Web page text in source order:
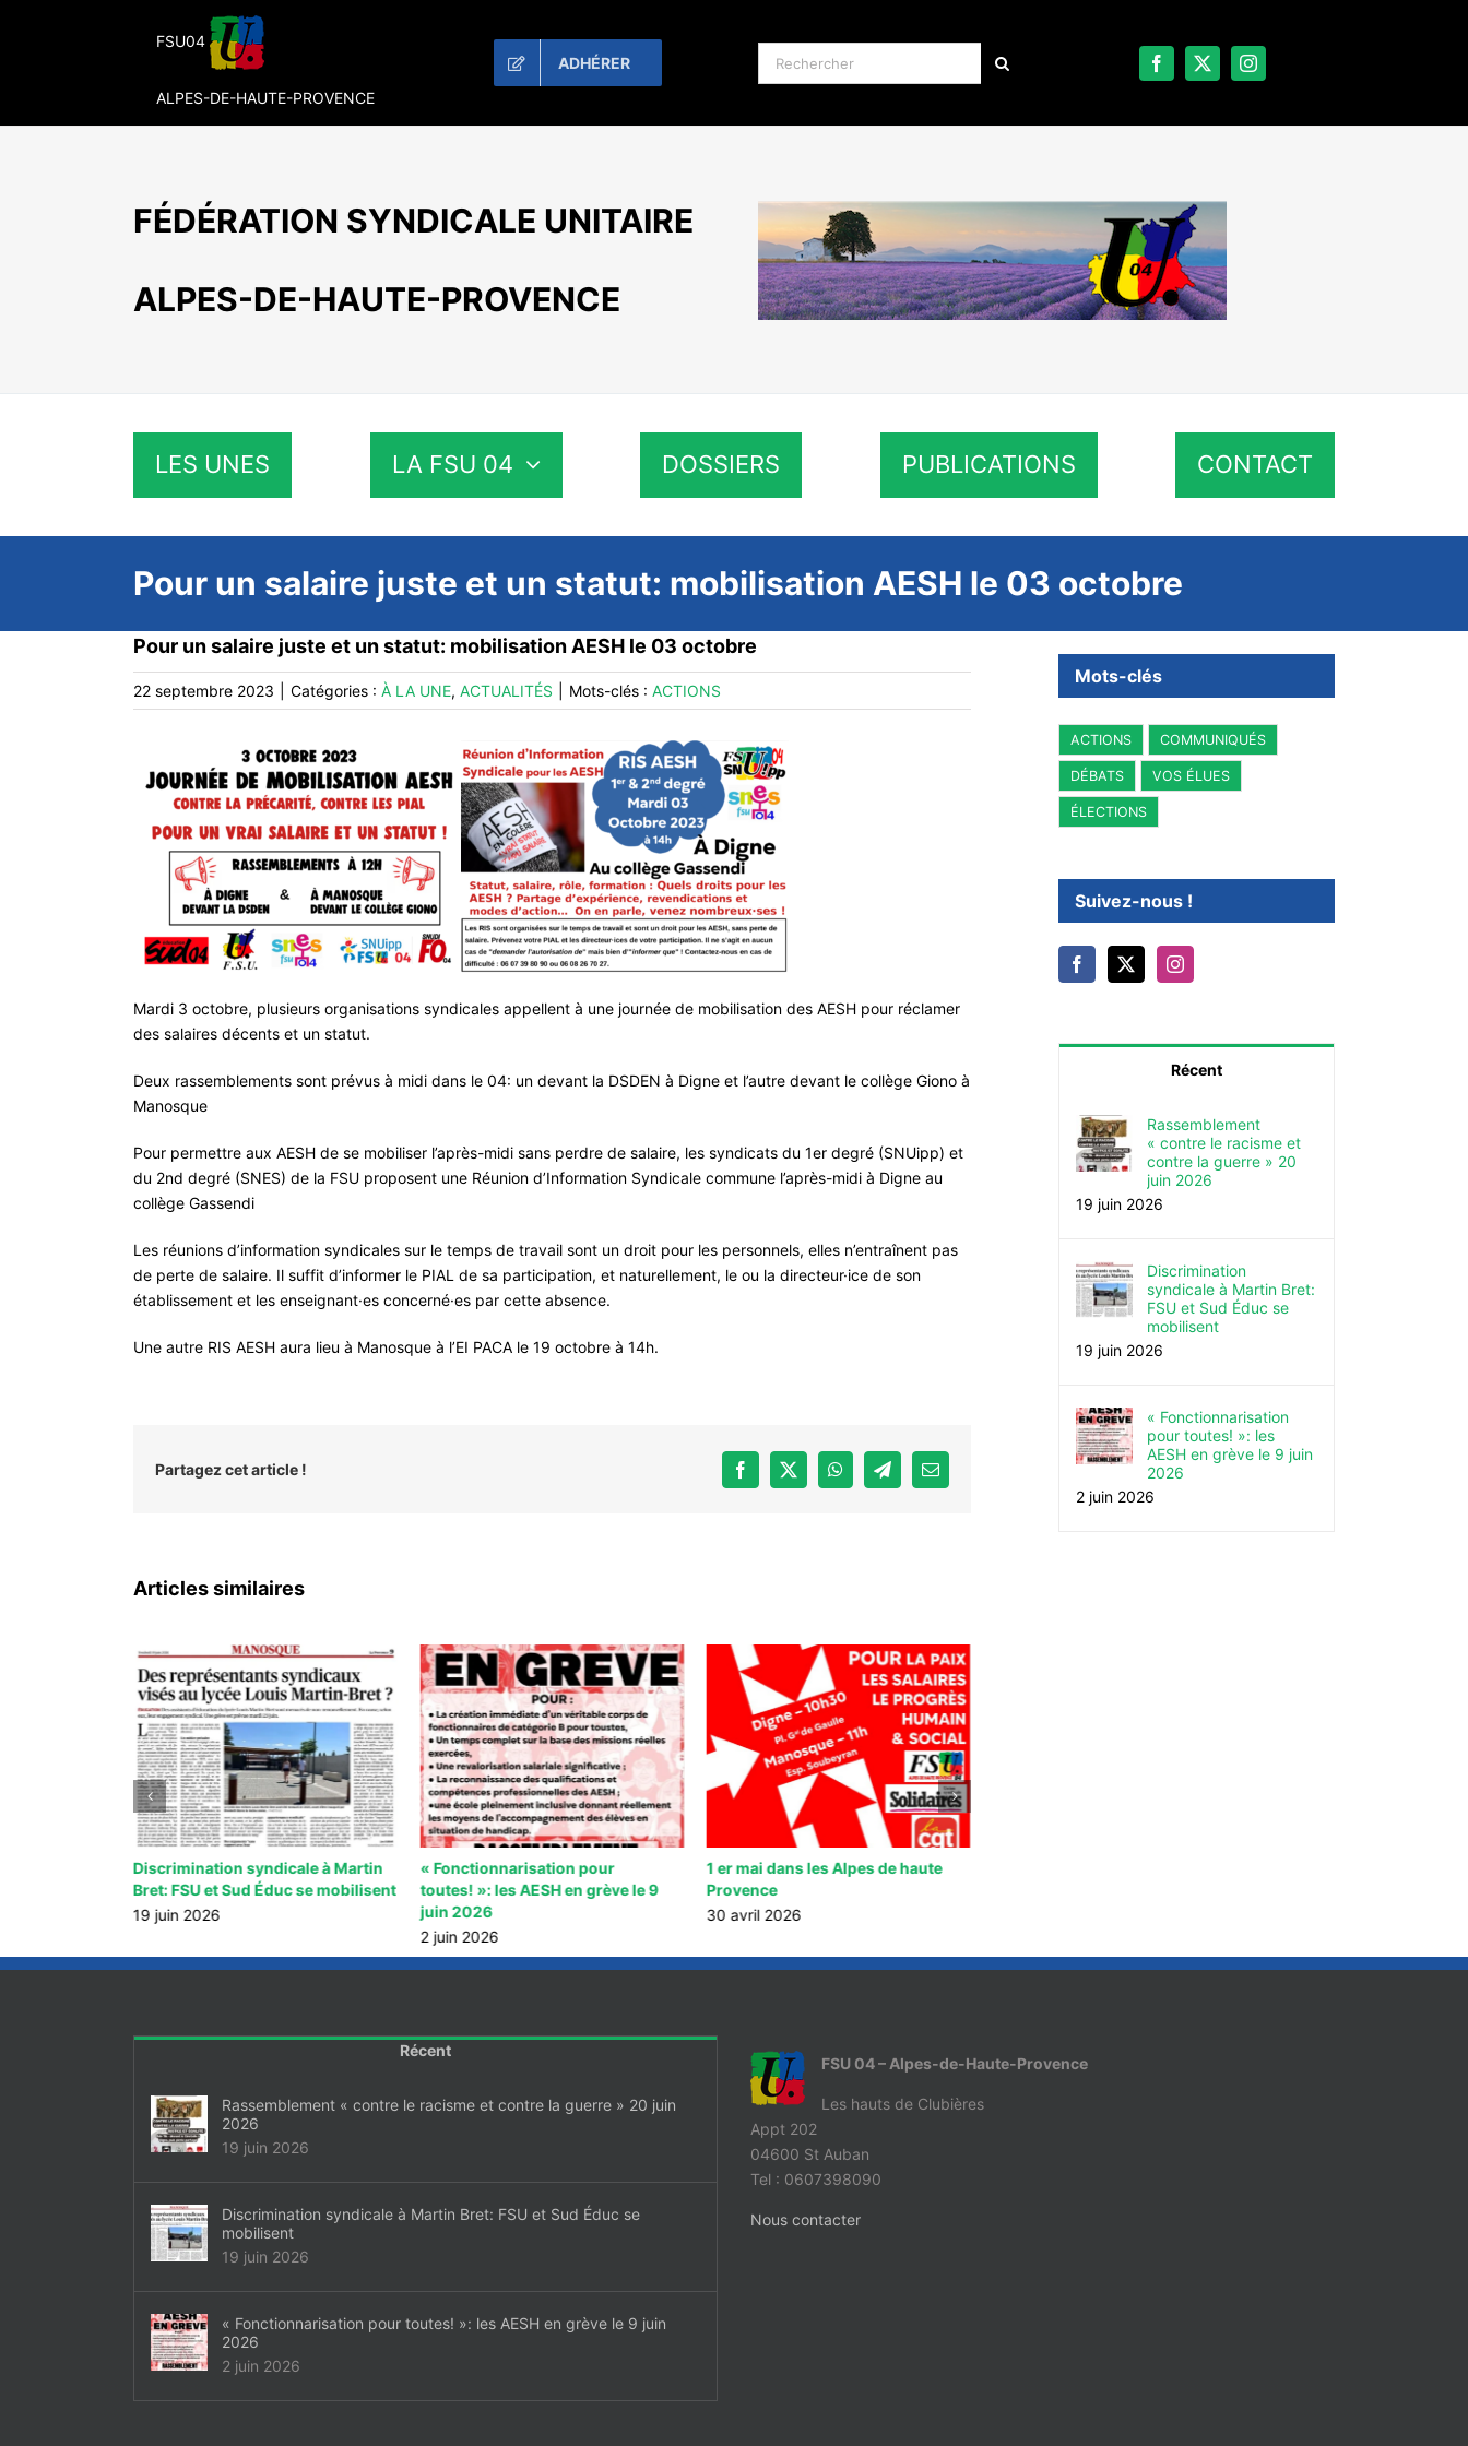
FSU04
ALPES-DE-HAUTE-PROVENCE
ADHÉRER Rechercher:
FÉDÉRATION SYNDICALE UNITAIRE
ALPES-DE-HAUTE-PROVENCE
LES UNES LA FSU 04 DOSSIERS PUBLICATIONS CONTACT
Pour un salaire juste et un statut: mobilisation AESH le 03 octobre
Pour un salaire juste et un statut: mobilisation AESH le 03 octobre
22 septembre 2023 Catégories : À LA UNE, ACTUALITÉS Mots-clés : ACTIONS
Mardi 3 octobre, plusieurs organisations syndicales appellent à une journée de mobilisation des AESH pour réclamer
des salaires décents et un statut.
Deux rassemblements sont prévus à midi dans le 04: un devant la DSDEN à Digne et l’autre devant le collège Giono à
Manosque
Pour permettre aux AESH de se mobiliser l’après-midi sans perdre de salaire, les syndicats du 1er degré (SNUipp) et
du 2nd degré (SNES) de la FSU proposent une Réunion d’Information Syndicale commune l’après-midi à Digne au
collège Gassendi
Les réunions d’information syndicales sur le temps de travail sont un droit pour les personnels, elles n’entraînent pas
de perte de salaire. Il suffit d’informer le PIAL de sa participation, et naturellement, le ou la directeur·ice de son
établissement et les enseignant·es concerné·es par cette absence.
Une autre RIS AESH aura lieu à Manosque à l’EI PACA le 19 octobre à 14h.
Partagez cet article ! Facebook
X WhatsAppTelegramEmail
Articles similaires
Discrimination syndicale à Martin
Bret: FSU et Sud Éduc se mobilisent
19 juin 2026
« Fonctionnarisation pour
toutes! »: les AESH en grève le 9
juin 2026
2 juin 2026
1 er mai dans les Alpes de haute
Provence
30 avril 2026
Mots-clés
ACTIONS COMMUNIQUÉS
DÉBATS VOS ÉLUES
ÉLECTIONS
Suivez-nous !
Récent
Rassemblement
« contre le racisme et
contre la guerre » 20
juin 2026
19 juin 2026
Discrimination
syndicale à Martin Bret:
FSU et Sud Éduc se
mobilisent
19 juin 2026
« Fonctionnarisation
pour toutes! »: les
AESH en grève le 9 juin
2026
2 juin 2026
Récent
Rassemblement « contre le racisme et contre la guerre » 20 juin
2026
19 juin 2026
Discrimination syndicale à Martin Bret: FSU et Sud Éduc se
mobilisent
19 juin 2026
« Fonctionnarisation pour toutes! »: les AESH en grève le 9 juin
2026
2 juin 2026
FSU 04 – Alpes-de-Haute-Provence
Les hauts de Clubières
Appt 202
04600 St Auban
Tel : 0607398090
Nous contacter